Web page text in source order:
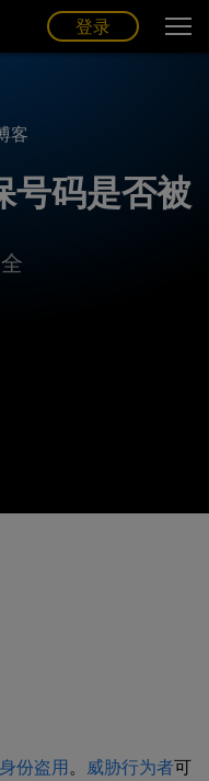
登录
客
号码是否被
身份盗用。 威胁行为者可